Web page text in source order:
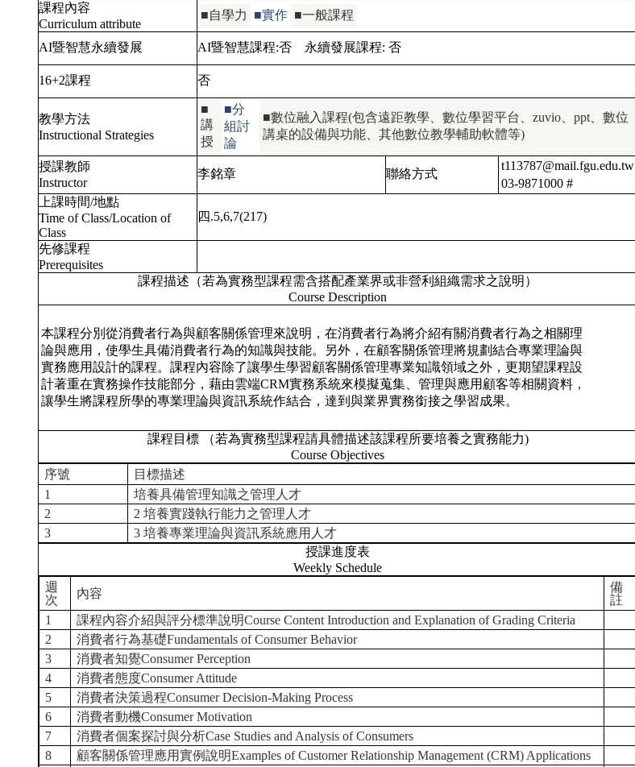
課程內容
Curriculum attribute
■自學力 ■實作 ■一般課程
AI暨智慧永續發展 AI暨智慧課程:否 永續發展課程: 否
16+2課程 否
教學方法
Instructional Strategies
■
講
授
■分
組討
論
■數位融入課程(包含遠距教學、數位學習平台、zuvio、ppt、數位
講桌的設備與功能、其他數位教學輔助軟體等)
授課教師
Instructor
李銘章 聯絡方式
t113787@mail.fgu.edu.tw
03-9871000 #
上課時間/地點
Time of Class/Location of
Class
四.5,6,7(217)
先修課程
Prerequisites
課程描述（若為實務型課程需含搭配產業界或非營利組織需求之說明）
Course Description
本課程分別從消費者行為與顧客關係管理來說明，在消費者行為將介紹有關消費者行為之相關理
論與應用，使學生具備消費者行為的知識與技能。另外，在顧客關係管理將規劃結合專業理論與
實務應用設計的課程。課程內容除了讓學生學習顧客關係管理專業知識領域之外，更期望課程設
計著重在實務操作技能部分，藉由雲端CRM實務系統來模擬蒐集、管理與應用顧客等相關資料，
讓學生將課程所學的專業理論與資訊系統作結合，達到與業界實務銜接之學習成果。
課程目標 （若為實務型課程請具體描述該課程所要培養之實務能力)
Course Objectives
序號
目標描述
1
培養具備管理知識之管理人才
2
2 培養實踐執行能力之管理人才
3
3 培養專業理論與資訊系統應用人才
授課進度表
Weekly Schedule
週
次
內容
備
註
1
課程內容介紹與評分標準說明Course Content Introduction and Explanation of Grading Criteria
2
消費者行為基礎Fundamentals of Consumer Behavior
3
消費者知覺Consumer Perception
4
消費者態度Consumer Attitude
5
消費者決策過程Consumer Decision-Making Process
6
消費者動機Consumer Motivation
7
消費者個案探討與分析Case Studies and Analysis of Consumers
8
顧客關係管理應用實例說明Examples of Customer Relationship Management (CRM) Applications